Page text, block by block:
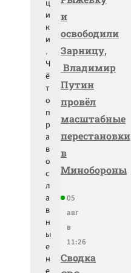
ц
и
к
и
.
Ч
ё
т
о
п
р
а
в
о
с
л
а
в
н
ы
е
н
и
освободили
Зарницу,
Владимир
Путин
провёл
масштабные
перестановки
в
Минобороны
05
авг
в
11:26
Сводка